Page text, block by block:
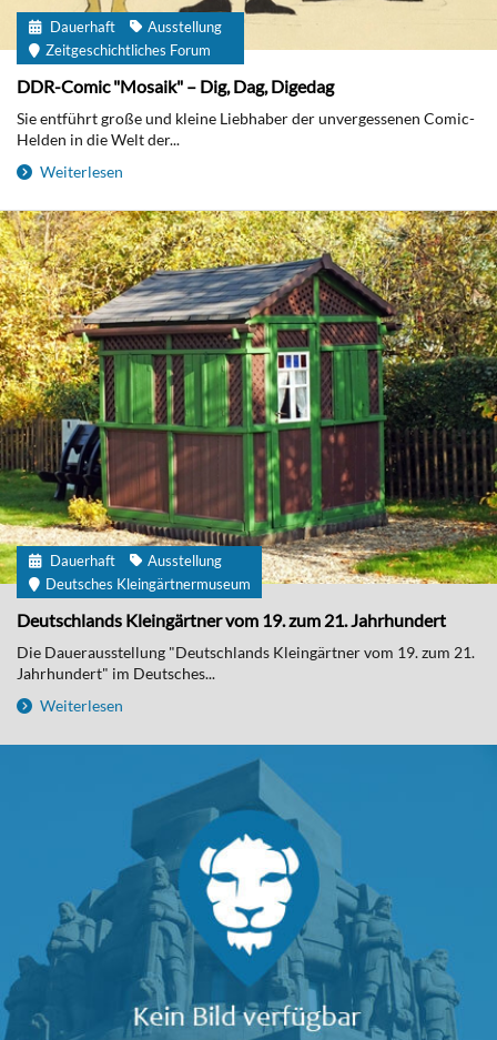
Dauerhaft
Ausstellung
Zeitgeschichtliches Forum
DDR-Comic "Mosaik" – Dig, Dag, Digedag
Sie entführt große und kleine Liebhaber der unvergessenen Comic-
Helden in die Welt der...
Weiterlesen
Dauerhaft
Ausstellung
Deutsches Kleingärtnermuseum
Deutschlands Kleingärtner vom 19. zum 21. Jahrhundert
Die Dauerausstellung "Deutschlands Kleingärtner vom 19. zum 21.
Jahrhundert" im Deutsches...
Weiterlesen